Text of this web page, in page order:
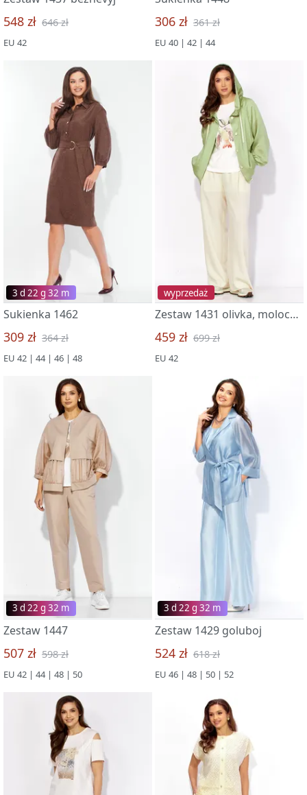
548 zł 646 zł
EU 42
306 zł 361 zł
EU 40 | 42 | 44
3 d 22 g 32 m
Sukienka 1462
309 zł 364 zł
EU 42 | 44 | 46 | 48
wyprzedaż
Zestaw 1431 olivka, molochnyj
459 zł 699 zł
EU 42
3 d 22 g 32 m
Zestaw 1447
507 zł 598 zł
EU 42 | 44 | 48 | 50
3 d 22 g 32 m
Zestaw 1429 goluboj
524 zł 618 zł
EU 46 | 48 | 50 | 52